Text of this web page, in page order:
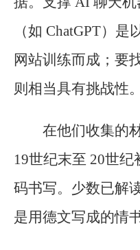
（如 ChatGPT）
网站训练而成；要
则相当具有挑战性。
在他们收集的
19世纪末至 20世
码书写。少数已解
是用德文写成的情书